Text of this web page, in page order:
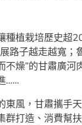
種植栽培歷史超
路子越走越寬；
不燥”的甘肅廣河
……
東風，甘肅攜手
群打造、消費幫